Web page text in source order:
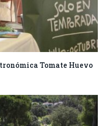
Tomate Huevo